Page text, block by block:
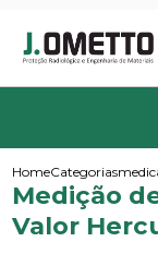
HomeCategorias
Medição
Valor